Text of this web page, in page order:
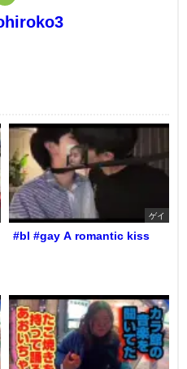
ゲイ
#bl #gay A romantic kiss